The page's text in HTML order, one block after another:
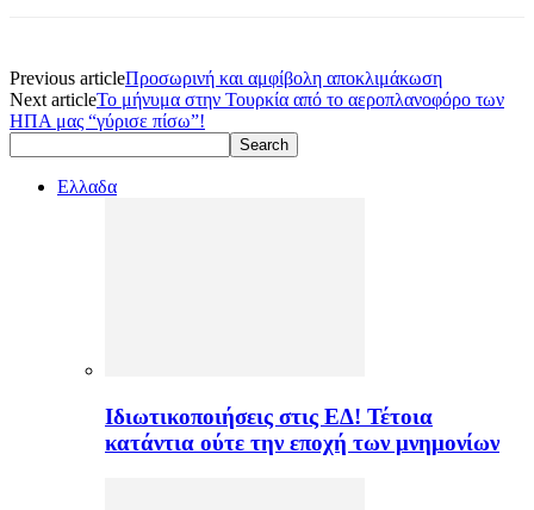
Previous articleΠροσωρινή και αμφίβολη αποκλιμάκωση
Next articleΤο μήνυμα στην Τουρκία από το αεροπλανοφόρο των
ΗΠΑ μας “γύρισε πίσω”!
Ελλαδα
Ιδιωτικοποιήσεις στις ΕΔ! Τέτοια
κατάντια ούτε την εποχή των μνημονίων